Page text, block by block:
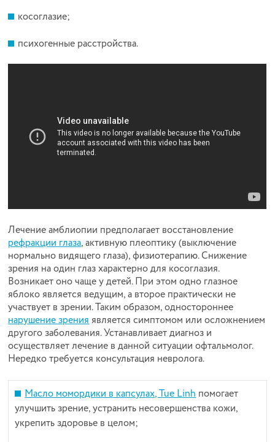
косоглазие;
психогенные расстройства.
Лечение амблиопии предполагает восстановление
рефракции глаза, активную плеоптику (выключение
нормально видящего глаза), физиотерапию. Снижение
зрения на один глаз характерно для косоглазия.
Возникает оно чаще у детей. При этом одно глазное
яблоко является ведущим, а второе практически не
участвует в зрении. Таким образом, одностороннее
нарушение зренияявляется симптомом или осложнением
другого заболевания. Устанавливает диагноз и
осуществляет лечение в данной ситуации офтальмолог.
Нередко требуется консультация невролога.
Масло момордики в капсулах, Tue Linhпомогает
улучшить зрение, устранить несовершенства кожи,
укрепить здоровье в целом;